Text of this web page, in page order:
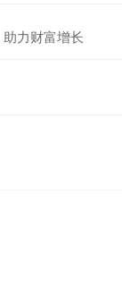
力财富增长